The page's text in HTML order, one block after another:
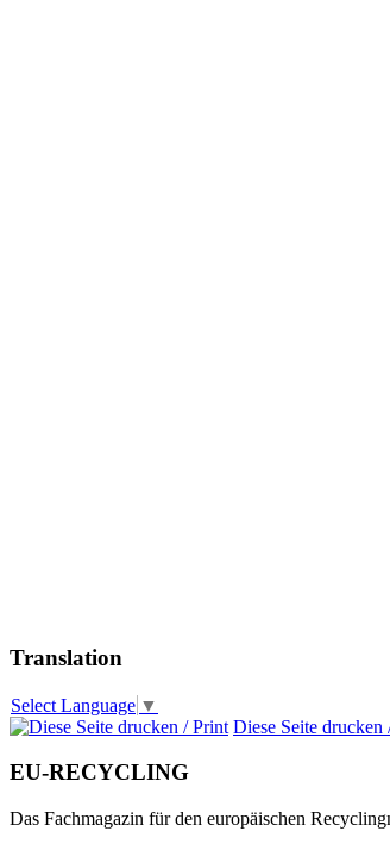
Translation
Select Language ▼
Diese Seite drucken
EU-RECYCLING
Das Fachmagazin für den europäischen